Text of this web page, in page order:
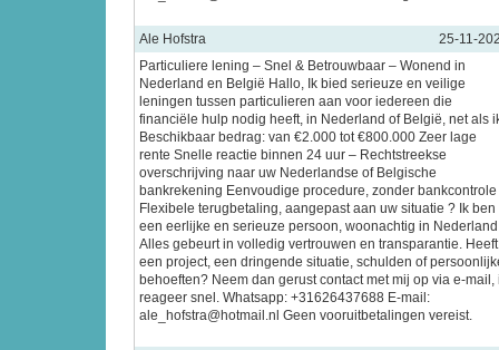
Ale Hofstra
25-11-
Particuliere lening – Snel & Betrouwbaar – Wonend in
Nederland en België Hallo, Ik bied serieuze en veilige
leningen tussen particulieren aan voor iedereen die
financiële hulp nodig heeft, in Nederland of België, net als
Beschikbaar bedrag: van €2.000 tot €800.000 Zeer lage
rente Snelle reactie binnen 24 uur – Rechtstreekse
overschrijving naar uw Nederlandse of Belgische
bankrekening Eenvoudige procedure, zonder bankcontrole
Flexibele terugbetaling, aangepast aan uw situatie ? Ik ben
een eerlijke en serieuze persoon, woonachtig in
Alles gebeurt in volledig vertrouwen en transparantie.
een project, een dringende situatie, schulden of
behoeften? Neem dan gerust contact met mij op via e-mail,
reageer snel. Whatsapp: +31626437688 E-mail:
ale_hofstra@hotmail.nl Geen vooruitbetalingen vereist.